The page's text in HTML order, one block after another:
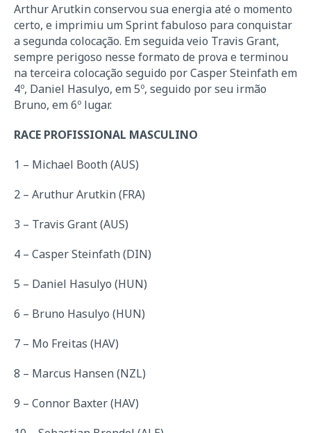
Arthur Arutkin conservou sua energia até o momento
certo, e imprimiu um Sprint fabuloso para conquistar
a segunda colocação. Em seguida veio Travis Grant,
sempre perigoso nesse formato de prova e terminou
na terceira colocação seguido por Casper Steinfath em
4º, Daniel Hasulyo, em 5º, seguido por seu irmão
Bruno, em 6º lugar.
RACE PROFISSIONAL MASCULINO
1 – Michael Booth (AUS)
2 – Aruthur Arutkin (FRA)
3 – Travis Grant (AUS)
4 – Casper Steinfath (DIN)
5 – Daniel Hasulyo (HUN)
6 – Bruno Hasulyo (HUN)
7 – Mo Freitas (HAV)
8 – Marcus Hansen (NZL)
9 – Connor Baxter (HAV)